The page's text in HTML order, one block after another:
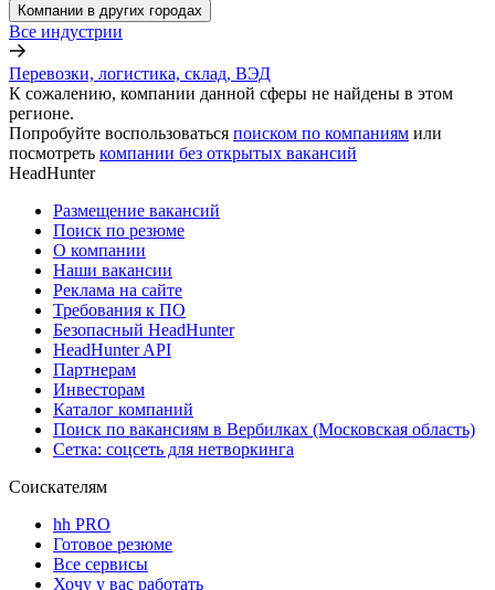
Компании в других городах
Все индустрии
Перевозки, логистика, склад, ВЭД
К сожалению, компании данной сферы не найдены в этом
регионе.
Попробуйте воспользоваться поиском по компаниям или
посмотреть компании без открытых вакансий
HeadHunter
Размещение вакансий
Поиск по резюме
О компании
Наши вакансии
Реклама на сайте
Требования к ПО
Безопасный HeadHunter
HeadHunter API
Партнерам
Инвесторам
Каталог компаний
Поиск по вакансиям в Вербилках (Московская область)
Сетка: соцсеть для нетворкинга
Соискателям
hh PRO
Готовое резюме
Все сервисы
Хочу у вас работать